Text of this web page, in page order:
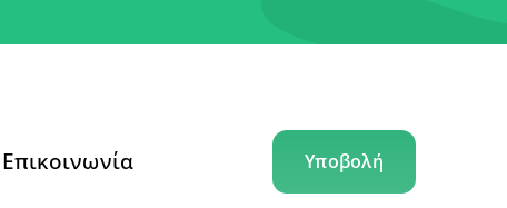
Επικοινωνία Υποβολή